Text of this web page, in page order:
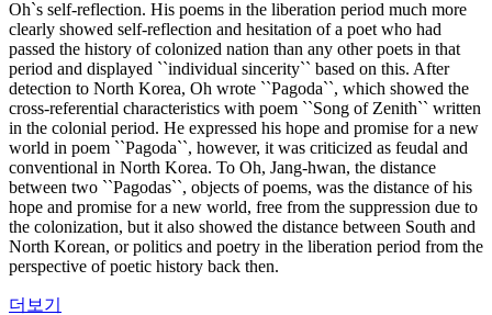
Oh`s self-reflection. His poems in the liberation period much more
clearly showed self-reflection and hesitation of a poet who had
passed the history of colonized nation than any other poets in that
period and displayed ``individual sincerity`` based on this. After
detection to North Korea, Oh wrote ``Pagoda``, which showed the
cross-referential characteristics with poem ``Song of Zenith`` written
in the colonial period. He expressed his hope and promise for a new
world in poem ``Pagoda``, however, it was criticized as feudal and
conventional in North Korea. To Oh, Jang-hwan, the distance
between two ``Pagodas``, objects of poems, was the distance of his
hope and promise for a new world, free from the suppression due to
the colonization, but it also showed the distance between South and
North Korean, or politics and poetry in the liberation period from the
perspective of poetic history back then.
더보기